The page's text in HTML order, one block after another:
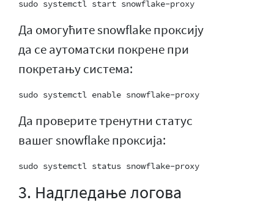
Да омогућите snowflake проксију
да се аутоматски покрене при
покретању система:
Да проверите тренутни статус
вашег snowflake проксија:
3. Надгледање логова